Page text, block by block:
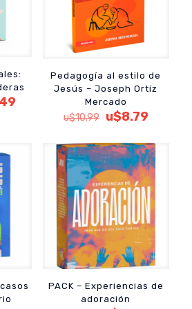
El
u$19.49.
Pedagogía al estilo de
Jesús – Joseph Ortíz
Mercado
u$10.99 El
original
era:
u$10.99.
u$8.79El
actual
es:
u$8.79.
PACK – Experiencias de
adoración